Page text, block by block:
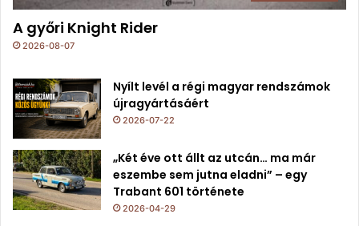
A győri Knight Rider
2026-08-07
Nyílt levél a régi magyar rendszámok
újragyártásáért
2026-07-22
„Két éve ott állt az utcán… ma már
eszembe sem jutna eladni” – egy
Trabant 601 története
2026-04-29